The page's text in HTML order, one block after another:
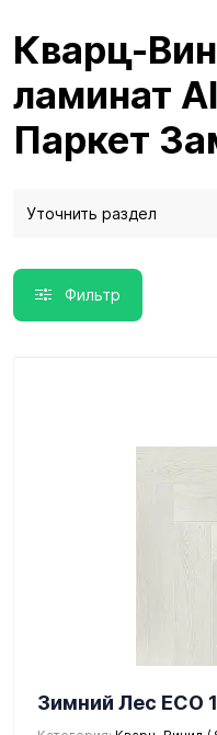
Кварц-
ламинат
Паркет
Уточнить раздел
Фильтр
Зимний Лес ЕСО